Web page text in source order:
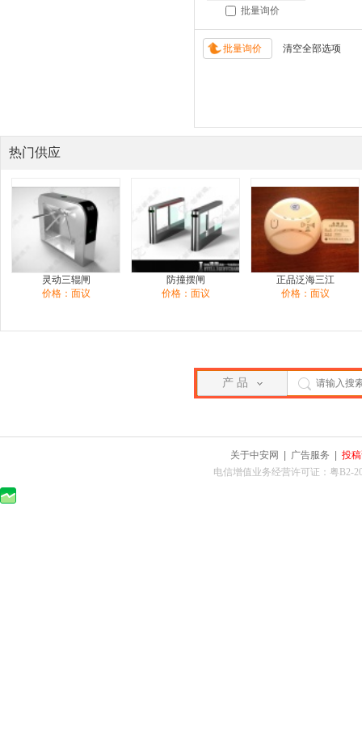
批量询价
热门供应
灵动三辊闸
价格：面议
防撞摆闸
价格：面议
正品泛海三江
价格：面议
产 品
关于中安网 广告服务
投
电信增值业务经营许可证：粤